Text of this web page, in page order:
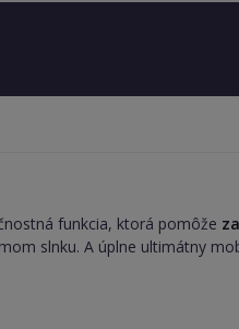
funkcia, ktorá pomôže
slnku. A úplne ultimátny